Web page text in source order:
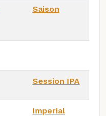
Saison
Session IPA
Imperial